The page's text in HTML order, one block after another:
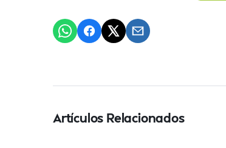
Artículos Relacionados